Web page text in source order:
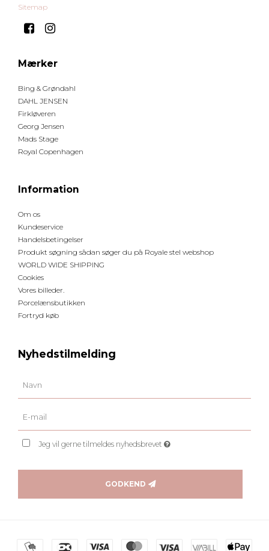
Sitemap
Mærker
Bing & Grøndahl
DAHL JENSEN
Firkløveren
Georg Jensen
Mads Stage
Royal Copenhagen
Information
Om os
Kundeservice
Handelsbetingelser
Produkt søgning sådan søger du på Royale stel webshop
WORLD WIDE SHIPPING
Cookies
Vores billeder.
Porcelænsbutikken
Fortryd køb
Nyhedstilmelding
Jeg vil gerne tilmeldes nyhedsbrevet
GODKEND